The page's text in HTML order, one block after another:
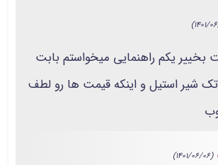
بخییر یکم راهنمایی میخواستم بابت
شیر استیل و اینکه قیمت ها رو لطف
(1401/06/06)